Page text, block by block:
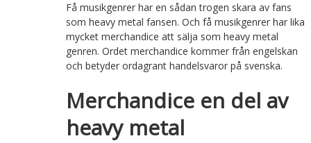
Få musikgenrer har en sådan trogen skara av fans
som heavy metal fansen. Och få musikgenrer har lika
mycket merchandice att sälja som heavy metal
genren. Ordet merchandice kommer från engelskan
och betyder ordagrant handelsvaror på svenska.
Merchandice en del av
heavy metal